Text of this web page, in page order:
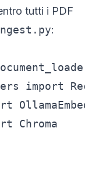
tutti i PDF
:
import
Chroma